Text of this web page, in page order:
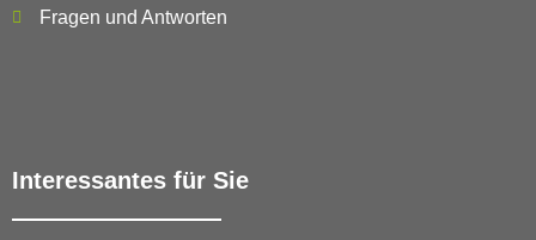
Fragen und Antworten
Interessantes für Sie